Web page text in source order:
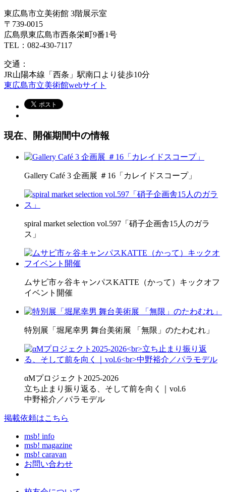
東広島市立美術館 3階展示室
〒739-0015
広島県東広島市西条栄町9番1号
TEL：082-430-7117
交通：
JR山陽本線「西条」駅南口より徒歩10分
東広島市立美術館webサイト
現在、開催期間中の情報
Gallery Café 3 企画展 ＃16「カレイドスコープ」
spiral market selection vol.597「硝子企画舎15人のガラ
ス」
ムサビ市ヶ谷キャンパスKATTE（かって）キックオフ
イベント開催
特別展「堀尾幸男 舞台美術展 「無限」のたわむれ」
αMプロジェクト2025-2026
立ち止まり振り返る、そして前を向く｜vol.6
中野裕介／パラモデル
掲載依頼はこちら
msb! info
msb! magazine
msb! caravan
お問い合わせ